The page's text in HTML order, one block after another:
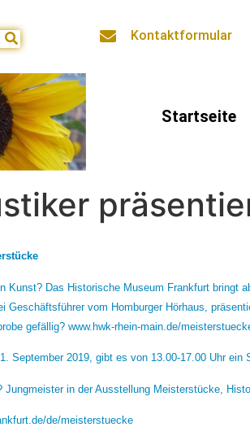
Kontaktformular
Startseite
Kunst? Das Historische Museum Frankfurt bringt
Geschäftsführer vom Homburger Hörhaus ,
gefällig? www.hwk-rhein-main.de/
September 2019, gibt es von 13.00-17.00 Uhr ein
Jungmeister in der Ausstellung Meisterstücke,
de/meisterstuecke